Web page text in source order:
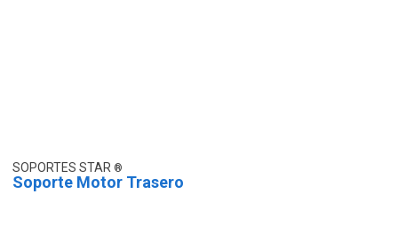
SOPORTES STAR
Soporte Motor Trasero